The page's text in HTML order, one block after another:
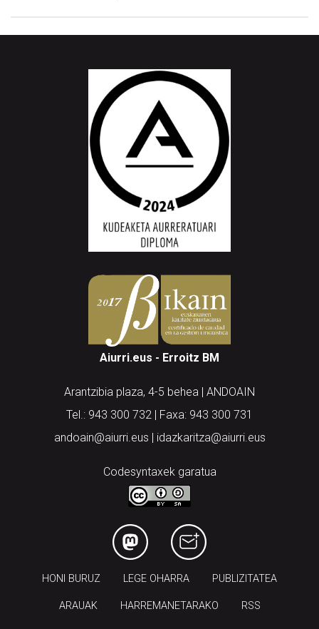
Aiurri.eus - Erroitz BM
Arantzibia plaza, 4-5 behea | ANDOAIN
Tel.: 943 300 732 | Faxa: 943 300 731
andoain@aiurri.eus | idazkaritza@aiurri.eus
Codesyntaxek garatua
LEGE OHARRA
ARAUAK HARREMANETARAKO RSS